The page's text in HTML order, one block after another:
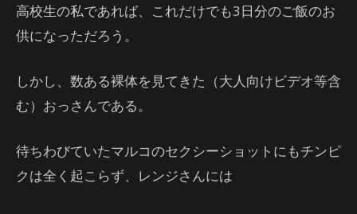
高校生の私であれば、これだけでも3日分のご飯のお
供になっただろう。
しかし、数ある裸体を見てきた（大人向けビデオ等含
む）おっさんである。
待ちわびていたマルコのセクシーショットにもチンピ
クは全く起こらず、レンジさんには